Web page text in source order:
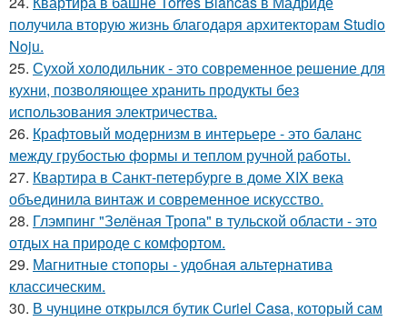
получила вторую жизнь благодаря архитекторам Studio
Noju.
25. Сухой холодильник - это современное решение для
кухни, позволяющее хранить продукты без
использования электричества.
26. Крафтовый модернизм в интерьере - это баланс
между грубостью формы и теплом ручной работы.
27. Квартира в Санкт-петербурге в доме XIX века
объединила винтаж и современное искусство.
28. Глэмпинг "Зелёная Тропа" в тульской области - это
отдых на природе с комфортом.
29. Магнитные стопоры - удобная альтернатива
классическим.
30. В чунцине открылся бутик Curiel Casa, который сам